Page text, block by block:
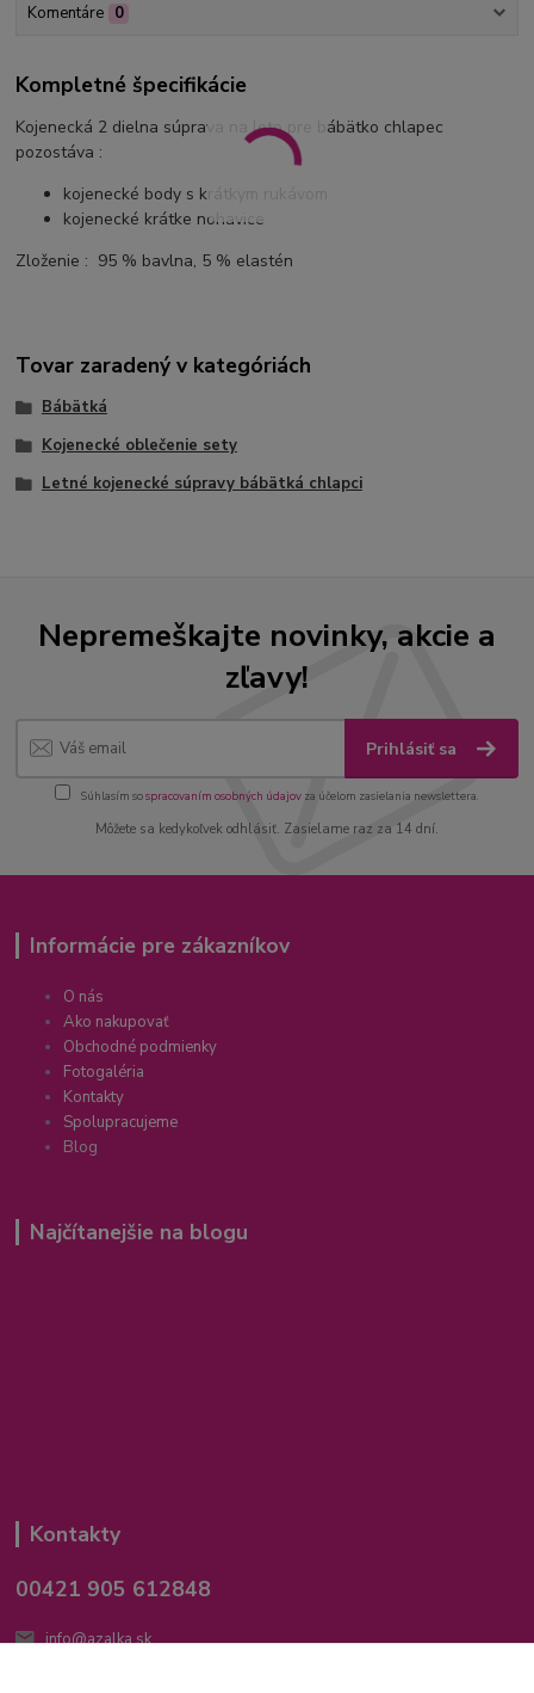
Komentáre 0
Kompletné špecifikácie
Kojenecká 2 dielna súprava na leto pre bábätko chlapec
pozostáva :
kojenecké body s krátkym rukávom
kojenecké krátke nohavice
Zloženie : 95 % bavlna, 5 % elastén
Tovar zaradený v kategóriách
Bábätká
Kojenecké oblečenie sety
Letné kojenecké súpravy bábätká chlapci
Nepremeškajte novinky, akcie a
zľavy!
Prihlásiť sa
Súhlasím sospracovaním osobných údajov za účelom zasielania newslettera.
Môžete sa kedykoľvek odhlásiť. Zasielame raz za 14 dní.
Informácie pre zákazníkov
O nás
Ako nakupovať
Obchodné podmienky
Fotogaléria
Kontakty
Spolupracujeme
Blog
Najčítanejšie na blogu
Kontakty
00421 905 612848
info@azalka.sk